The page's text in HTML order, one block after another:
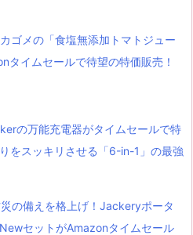
カゴメの「食塩無添加トマトジュー
タイムセールで待望の特価販売！
の万能充電器がタイムセールで特
をスッキリさせる「6-in-1」の最強
災の備えを格上げ！Jackeryポータ
セットがAmazonタイムセール